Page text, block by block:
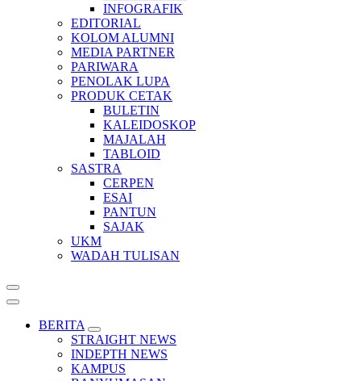
INFOGRAFIK
EDITORIAL
KOLOM ALUMNI
MEDIA PARTNER
PARIWARA
PENOLAK LUPA
PRODUK CETAK
BULETIN
KALEIDOSKOP
MAJALAH
TABLOID
SASTRA
CERPEN
ESAI
PANTUN
SAJAK
UKM
WADAH TULISAN
BERITA
STRAIGHT NEWS
INDEPTH NEWS
KAMPUS